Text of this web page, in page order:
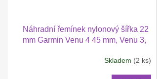
Náhradní řemínek nylonový šířka 22
mm Garmin Venu 4 45 mm, Venu 3,
PRO Xiaomi GTR 47 mm a další
Skladem (2 ks)